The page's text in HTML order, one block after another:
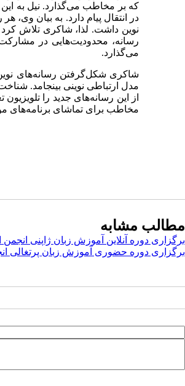
که بر ‌مخاطب می‌گذارد. نیل به
در انتقال پیام دارد. به بیان وی،
نوین داشت. لذا، شاکری تلاش کرد
رسانه، محدودیت‌هایی در مشارکت
می‌گذارد.
شاکری شکل‌گرفتن رسانه‌های نوین
مدل ارتباطی نوینی بینجامد.
از ‌این رسانه‌های جدید را
مخاطب برای تماشای برنامه‌های
مطالب مشابه
برگزاری دوره آنلاین آموزش زبان ژاپنی انجمن ایرانی
برگزاری دوره حضوری آموزش زبان پرتغالی